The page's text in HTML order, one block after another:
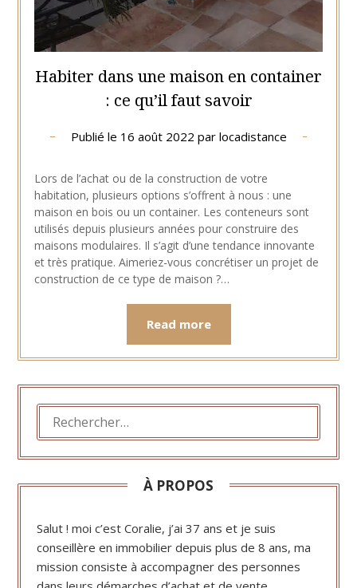
Habiter dans une maison en container
: ce qu’il faut savoir
Publié le 16 août 2022 par locadistance
Lors de l’achat ou de la construction de votre
habitation, plusieurs options s’offrent à nous : une
maison en bois ou un container. Les conteneurs sont
utilisés depuis plusieurs années pour construire des
maisons modulaires. Il s’agit d’une tendance innovante
et très pratique. Aimeriez-vous concrétiser un projet de
construction de ce type de maison ?…
Read more
RECHERCHER :
À PROPOS
Salut ! moi c’est Coralie, j’ai 37 ans et je suis
conseillère en immobilier depuis plus de 8 ans, ma
mission consiste à accompagner des personnes